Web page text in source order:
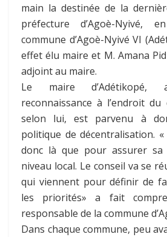
main la destinée de la
préfecture d’Agoè-Nyivé,
commune d’Agoè-Nyivé VI
effet élu maire et M. Amana
adjoint au maire.
Le maire
reconnaissance à l’endroit du
selon lui, est parvenu à
politique de décentralisation.
donc là que pour assurer sa
niveau local. Le conseil va se
qui viennent pour définir de
les priorités» a fait
responsable de la commune
Dans chaque commune, peu